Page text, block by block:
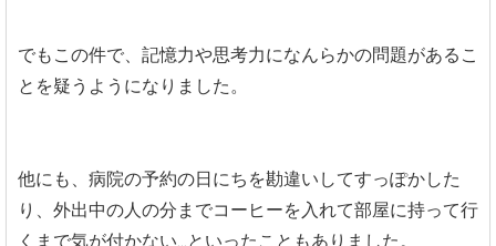
でもこの件で、記憶力や思考力になんらかの問題があるこ
とを疑うようになりました。
他にも、病院の予約の日にちを勘違いしてすっぽかした
り、外出中の人の分までコーヒーを入れて部屋に持って行
くまで気が付かない...といったこともありました。